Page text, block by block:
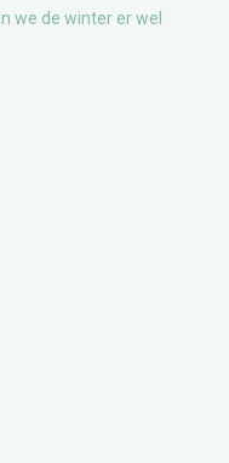
we de winter er wel